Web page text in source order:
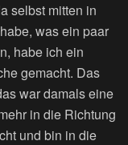
selbst mitten in
was ein paar
habe ich ein
gemacht. Das
war damals eine
in die Richtung
und bin in die